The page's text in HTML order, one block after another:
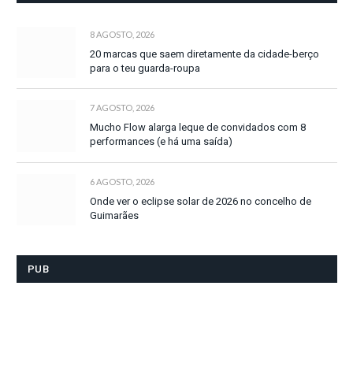
8 AGOSTO, 2026
20 marcas que saem diretamente da cidade-berço
para o teu guarda-roupa
7 AGOSTO, 2026
Mucho Flow alarga leque de convidados com 8
performances (e há uma saída)
6 AGOSTO, 2026
Onde ver o eclipse solar de 2026 no concelho de
Guimarães
PUB